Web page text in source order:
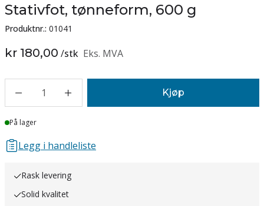
Stativfot, tønneform, 600 g
Produktnr.: 01041
kr 180,00 /stk Eks. MVA
1 Kjøp
Lager
På lager
Legg i handleliste
Rask levering
Solid kvalitet